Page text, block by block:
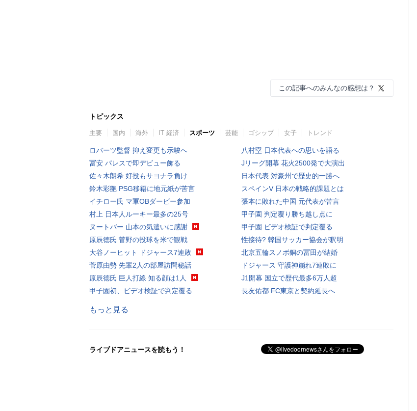
この記事へのみんなの感想は？
トピックス
主要 国内 海外 IT 経済 スポーツ 芸能 ゴシップ 女子 トレンド
ロバーツ監督 抑え変更も示唆へ
冨安 パレスで即デビュー飾る
佐々木朗希 好投もサヨナラ負け
鈴木彩艶 PSG移籍に地元紙が苦言
イチロー氏 マ軍OBダービー参加
村上 日本人ルーキー最多の25号
ヌートバー 山本の気遣いに感謝
原辰徳氏 菅野の投球を米で観戦
大谷ノーヒット ドジャース7連敗
菅原由勢 先輩2人の部屋訪問秘話
原辰徳氏 巨人打線 知る顔は1人
甲子園初、ビデオ検証で判定覆る
八村塁 日本代表への思いを語る
Jリーグ開幕 花火2500発で大演出
日本代表 対豪州で歴史的一勝へ
スペインV 日本の戦略的課題とは
張本に敗れた中国 元代表が苦言
甲子園 判定覆り勝ち越し点に
甲子園 ビデオ検証で判定覆る
性接待? 韓国サッカー協会が釈明
北京五輪スノボ銅の冨田が結婚
ドジャース 守護神崩れ7連敗に
J1開幕 国立で歴代最多6万人超
長友佑都 FC東京と契約延長へ
もっと見る
ライブドアニュースを読もう！